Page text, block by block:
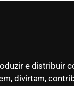
e distribuir
divirtam,